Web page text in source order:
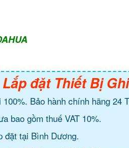
Lắp đặt Thiết Bị
Bảo hành chính hãng 24
bao gồm thuế VAT 10%.
đặt tại Bình Dương.